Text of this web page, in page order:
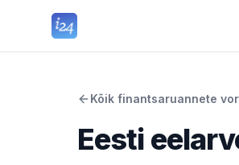
Kõik finantsaruannete
Eesti